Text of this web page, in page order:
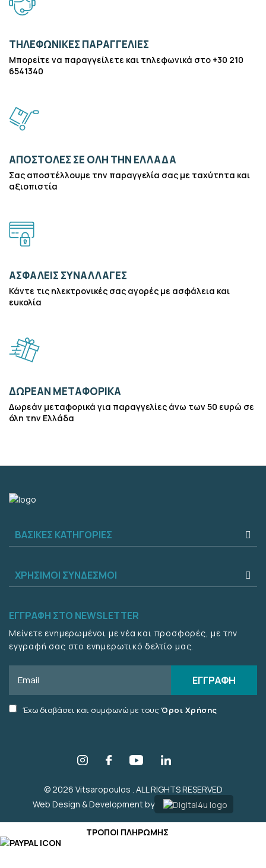
ΤΗΛΕΦΩΝΙΚΕΣ ΠΑΡΑΓΓΕΛΙΕΣ
Μπορείτε να παραγγείλετε και τηλεφωνικά στο +30 210
6541340
ΑΠΟΣΤΟΛΕΣ ΣΕ ΟΛΗ ΤΗΝ ΕΛΛΑΔΑ
Σας αποστέλλουμε την παραγγελία σας με ταχύτητα και
αξιοπιστία
ΑΣΦΑΛΕΙΣ ΣΥΝΑΛΛΑΓΕΣ
Κάντε τις ηλεκτρονικές σας αγορές με ασφάλεια και
ευκολία
ΔΩΡΕΑΝ ΜΕΤΑΦΟΡΙΚΑ
Δωρεάν μεταφορικά για παραγγελίες άνω των 50 ευρώ σε
όλη την Ελλάδα
ΒΑΣΙΚΕΣ ΚΑΤΗΓΟΡΙΕΣ
ΧΡΗΣΙΜΟΙ ΣΥΝΔΕΣΜΟΙ
ΕΓΓΡΑΦΗ ΣΤΟ NEWSLETTER
Μείνετε ενημερωμένοι με νέα και προσφορές, με την
εγγραφή σας στο ενημερωτικό δελτίο μας.
ΕΓΓΡΑΦΗ
AcceptΈχω διαβάσει και συμφωνώ με τους Όροι Χρήσης
© 2026 Vitsaropoulos . ALL RIGHTS RESERVED
Web Design & Development by
ΤΡΟΠΟΙ ΠΛΗΡΩΜΗΣ